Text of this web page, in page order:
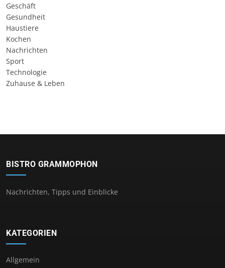
Geschäft
Gesundheit
Haustiere
Kochen
Nachrichten
Sport
Technologie
Zuhause & Leben
BISTRO GRAMMOPHON
Nachrichten, Tipps und Einblicke
KATEGORIEN
Allgemein